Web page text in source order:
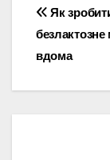
записів
Як
вдома